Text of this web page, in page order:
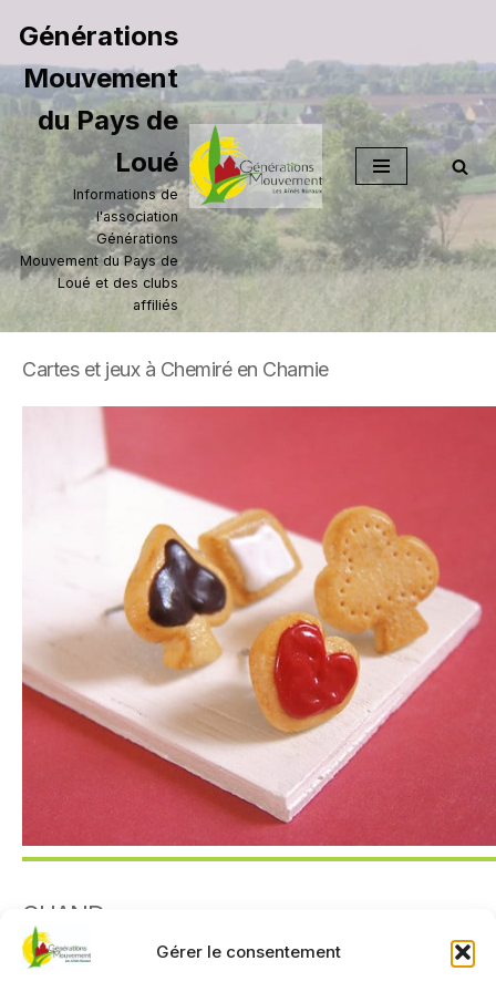
Gérer le consentement
Aller
au
contenu
Générations
Mouvement
du Pays de
Loué
Informations de
l'association
Générations
Mouvement du Pays de
Loué et des clubs
affiliés
Cartes et jeux à Chemiré en Charnie
QUAND
4 novembre 2025